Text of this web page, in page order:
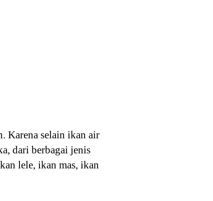
Karena selain ikan air
dari berbagai jenis
lele, ikan mas, ikan